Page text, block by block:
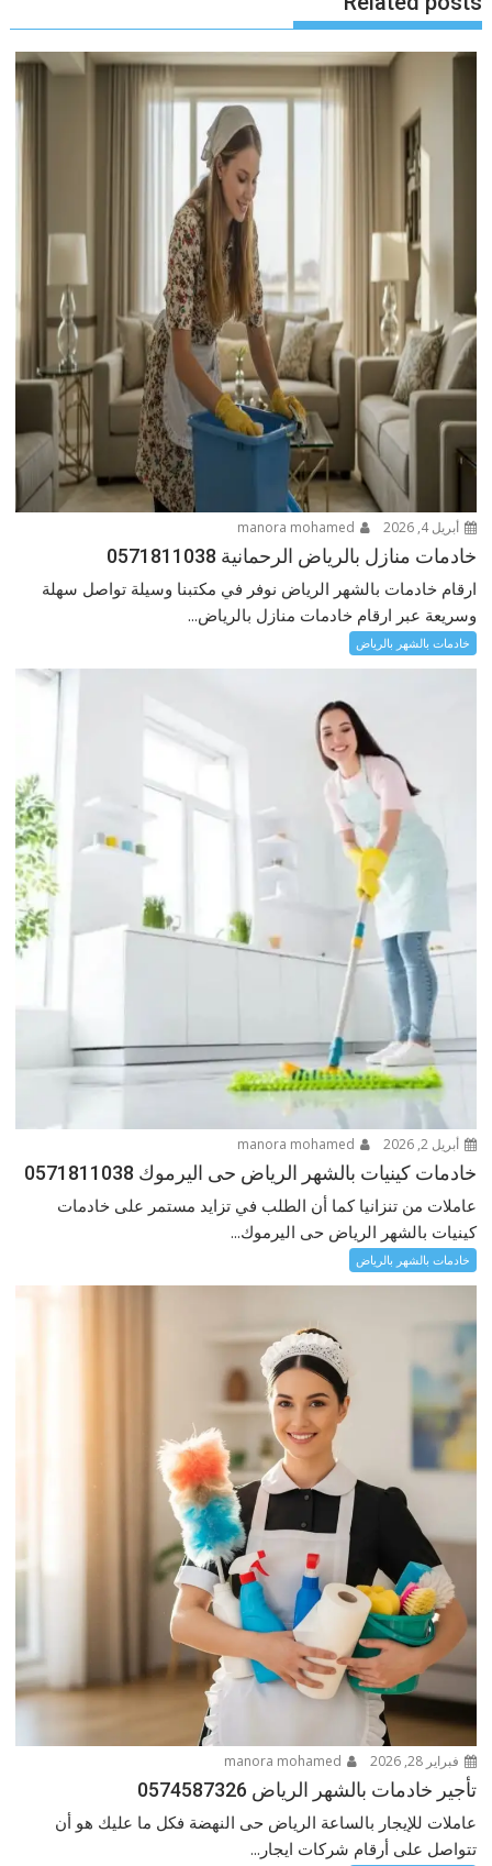
أبريل 4, 2026
خادمات منازل بالرياض الرحمانية 0571811038
ارقام خادمات بالشهر الرياض نوفر في مكتبنا وسيلة تواصل سهلة
وسريعة عبر ارقام خادمات منازل بالرياض...
خادمات بالشهر بالرياض
أبريل 2, 2026
خادمات كينيات بالشهر الرياض حى اليرموك 0571811038
عاملات من تنزانيا كما أن الطلب في تزايد مستمر على خادمات
كينيات بالشهر الرياض حى اليرموك...
خادمات بالشهر بالرياض
فبراير 28, 2026
تأجير خادمات بالشهر الرياض 0574587326
عاملات للإيجار بالساعة الرياض حى النهضة فكل ما عليك هو أن
تتواصل على أرقام شركات ايجار...